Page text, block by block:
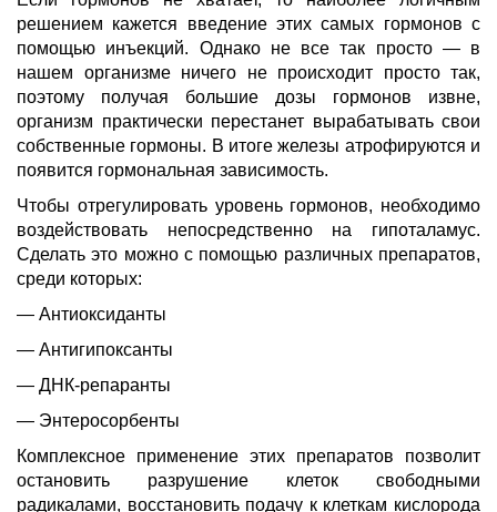
решением кажется введение этих самых гормонов с
помощью инъекций. Однако не все так просто — в
нашем организме ничего не происходит просто так,
поэтому получая большие дозы гормонов извне,
организм практически перестанет вырабатывать свои
собственные гормоны. В итоге железы атрофируются и
появится гормональная зависимость.
Чтобы отрегулировать уровень гормонов, необходимо
воздействовать непосредственно на гипоталамус.
Сделать это можно с помощью различных препаратов,
среди которых:
— Антиоксиданты
— Антигипоксанты
— ДНК-репаранты
— Энтеросорбенты
Комплексное применение этих препаратов позволит
остановить разрушение клеток свободными
радикалами, восстановить подачу к клеткам кислорода